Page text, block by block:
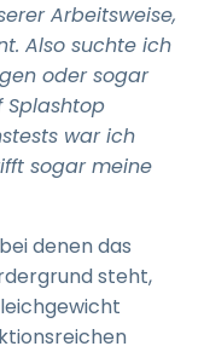
Arbeitsweise,
Also suchte ich
oder sogar
Splashtop
war ich
sogar meine
denen das
steht,